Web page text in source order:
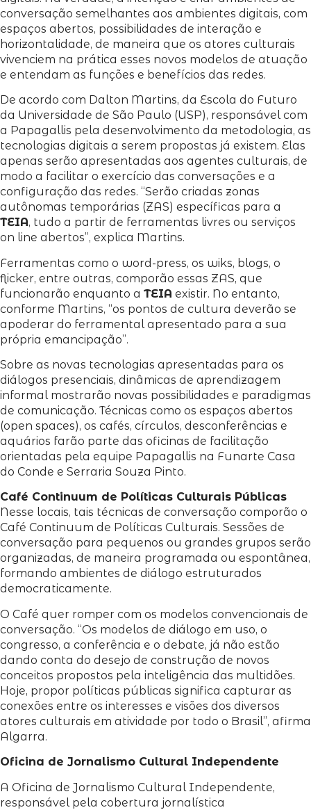
conversação semelhantes aos ambientes digitais, com
espaços abertos, possibilidades de interação e
horizontalidade, de maneira que os atores culturais
vivenciem na prática esses novos modelos de atuação
e entendam as funções e benefícios das redes.
De acordo com Dalton Martins, da Escola do Futuro
da Universidade de São Paulo (USP), responsável com
a Papagallis pela desenvolvimento da metodologia, as
tecnologias digitais a serem propostas já existem. Elas
apenas serão apresentadas aos agentes culturais, de
modo a facilitar o exercício das conversações e a
configuração das redes. “Serão criadas zonas
autônomas temporárias (ZAS) específicas para a
TEIA, tudo a partir de ferramentas livres ou serviços
on line abertos”, explica Martins.
Ferramentas como o word-press, os wiks, blogs, o
flicker, entre outras, comporão essas ZAS, que
funcionarão enquanto a TEIA existir. No entanto,
conforme Martins, “os pontos de cultura deverão se
apoderar do ferramental apresentado para a sua
própria emancipação”.
Sobre as novas tecnologias apresentadas para os
diálogos presenciais, dinâmicas de aprendizagem
informal mostrarão novas possibilidades e paradigmas
de comunicação. Técnicas como os espaços abertos
(open spaces), os cafés, círculos, desconferências e
aquários farão parte das oficinas de facilitação
orientadas pela equipe Papagallis na Funarte Casa
do Conde e Serraria Souza Pinto.
Café Continuum de Políticas Culturais Públicas
Nesse locais, tais técnicas de conversação comporão o
Café Continuum de Políticas Culturais. Sessões de
conversação para pequenos ou grandes grupos serão
organizadas, de maneira programada ou espontânea,
formando ambientes de diálogo estruturados
democraticamente.
O Café quer romper com os modelos convencionais de
conversação. “Os modelos de diálogo em uso, o
congresso, a conferência e o debate, já não estão
dando conta do desejo de construção de novos
conceitos propostos pela inteligência das multidões.
Hoje, propor políticas públicas significa capturar as
conexões entre os interesses e visões dos diversos
atores culturais em atividade por todo o Brasil”, afirma
Algarra.
Oficina de Jornalismo Cultural Independente
A Oficina de Jornalismo Cultural Independente,
responsável pela cobertura jornalística